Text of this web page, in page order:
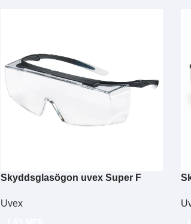
Skyddsglasögon uvex Super F
Uvex